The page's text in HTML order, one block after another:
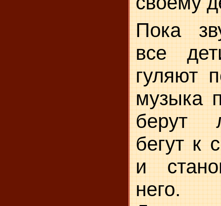
Пока
все
гуляют
музыка
берут
бегут к
и
него.